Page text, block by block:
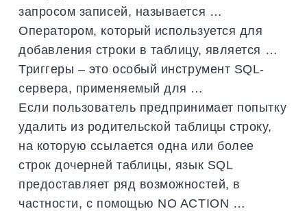
запросом записей, называется …
Оператором, который используется для
добавления строки в таблицу, является …
Триггеры – это особый инструмент SQL-
сервера, применяемый для …
Если пользователь предпринимает попытку
удалить из родительской таблицы строку,
на которую ссылается одна или более
строк дочерней таблицы, язык SQL
предоставляет ряд возможностей, в
частности, с помощью NO ACTION …